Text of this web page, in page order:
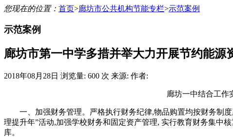
您现在的位置： 首页>廊坊市公共机构节能专栏>示范案例
示范案例
廊坊市第一中学多措并举大力开展节约能源
2018年08月28日 浏览量: 600 次 来源: 作者:
廊坊一中结合工作
一、加强财务管理。严格执行财务纪律,物品购置均按财务制
理提升年”活动,加强学校财务和固定资产管理, 实行教育财务集中
库。